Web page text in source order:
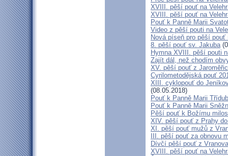
XVIII. pěší pouť na
XVIII. pěší pouť na
Pouť k Panně Marii
Video z pěší pouti na
Nová píseň pro pěší
8. pěší pouť sv. Jakuba
Hymna XVIII. pěší pouti
Zajít dál, než chodím
XV. pěší pouť z
Cyrilometodějská pouť
XIII. cyklopouť do
(08.05.2018)
Pouť k Panně Marii
Pouť k Panně Marii
Pěší pouť k Božímu
XIV. pěší pouť z Prahy
XI. pěší pouť mužů z
III. pěší pouť za obnovu
Dívčí pěší pouť z
XVIII. pěší pouť na